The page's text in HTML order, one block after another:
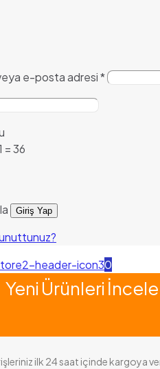
veya e-posta adresi*
= 36
Giriş Yap
unuttunuz?
0
Yeni Ürünleri İncele
ilk 24 saat içinde kargoya